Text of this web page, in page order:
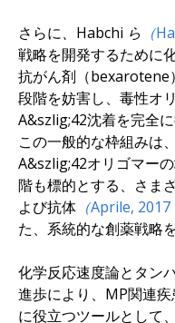
さらに、Habchi ら （
戦略を開発するために
抗がん剤（bexarotene
段階を妨害し、毒性オ
A&szlig;42沈着を完全
この一般的な枠組みは
A&szlig;42オリゴマー
階も標的とする、さま
よび抗体 （Aprile, 2017
た、系統的な創薬戦略
化学反応速度論とタン
進歩により、MP関連
に役立つツールとして